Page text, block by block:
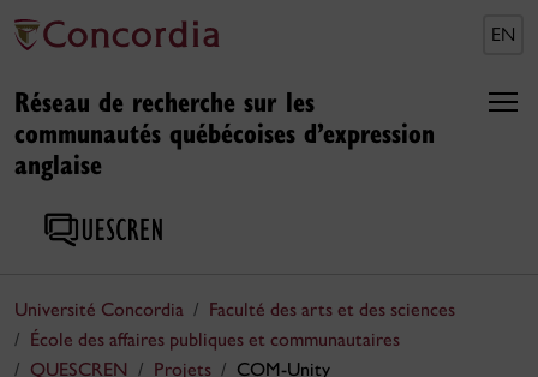
EN
Réseau de recherche sur les
communautés québécoises d’expression
anglaise
Université Concordia
Faculté des arts et des sciences
École des affaires publiques et communautaires
QUESCREN
Projets COM-Unity